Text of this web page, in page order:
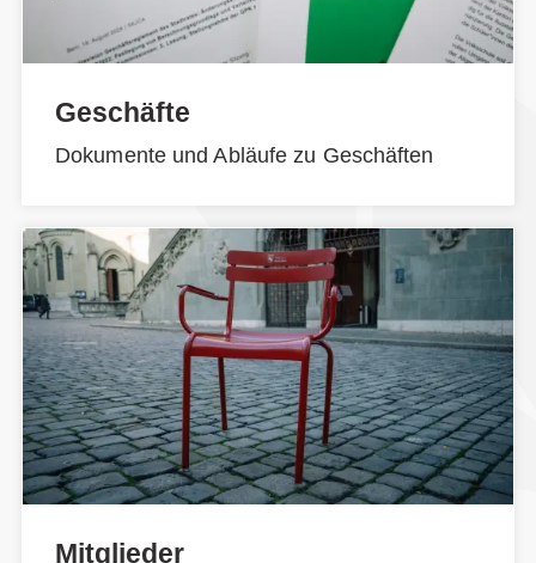
Geschäfte
Dokumente und Abläufe zu Geschäften
Mitglieder